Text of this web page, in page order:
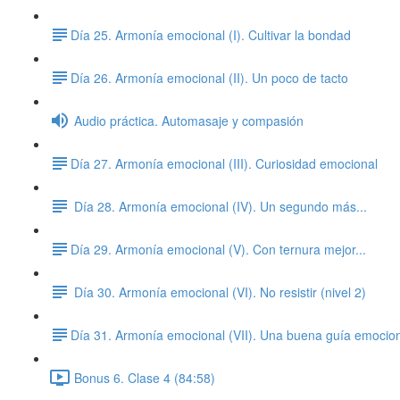
​Día 25. Armonía emocional (I). Cultivar la bondad
​Día 26. Armonía emocional (II). Un poco de tacto
Audio práctica. Automasaje y compasión
​Día 27. Armonía emocional (III). Curiosidad emocional
Día 28. Armonía emocional (IV). Un segundo más...
​Día 29. Armonía emocional (V). Con ternura mejor...
Día 30. Armonía emocional (VI). No resistir (nivel 2)
​Día 31. Armonía emocional (VII). Una buena guía
Bonus 6. Clase 4 (84:58)